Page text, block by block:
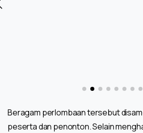
Beragam perlombaan tersebut
peserta dan penonton. Selain